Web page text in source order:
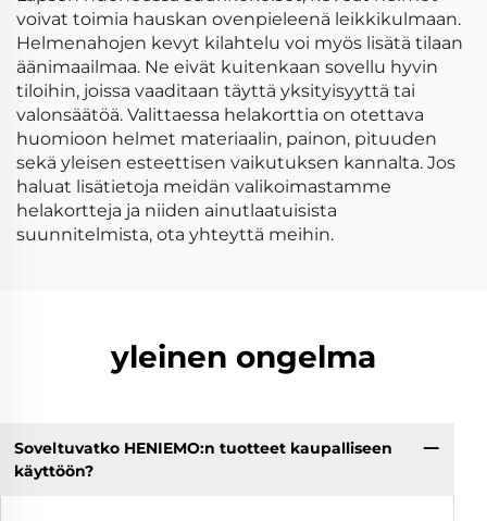
voivat toimia hauskan ovenpieleenä leikkikulmaan.
Helmenahojen kevyt kilahtelu voi myös lisätä tilaan
äänimaailmaa. Ne eivät kuitenkaan sovellu hyvin
tiloihin, joissa vaaditaan täyttä yksityisyyttä tai
valonsäätöä. Valittaessa helakorttia on otettava
huomioon helmet materiaalin, painon, pituuden
sekä yleisen esteettisen vaikutuksen kannalta. Jos
haluat lisätietoja meidän valikoimastamme
helakortteja ja niiden ainutlaatuisista
suunnitelmista, ota yhteyttä meihin.
yleinen ongelma
Soveltuvatko HENIEMO:n tuotteet kaupalliseen
käyttöön?